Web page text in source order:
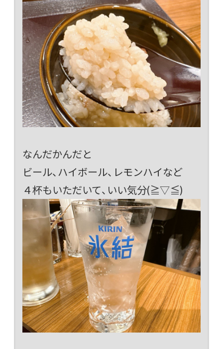
なんだかんだと
ビール、ハイボール、レモンハイなど
４杯もいただいて、いい気分(≧▽≦)